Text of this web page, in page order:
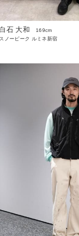
白石 大和
169cm
スノーピーク ルミネ新宿